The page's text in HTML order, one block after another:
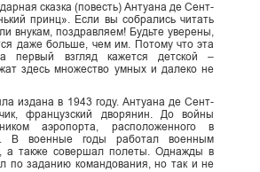
сказка (повесть) Антуана де Сент-
принц». Если вы собрались читать
внукам, поздравляем! Будьте уверены,
даже больше, чем им. Потому что эта
первый взгляд кажется детской –
здесь множество умных и далеко не
издана в 1943 году. Антуана де Сент-
французский дворянин. До войны
аэропорта, расположенного в
В военные годы работал военным
а также совершал полеты. Однажды в
по заданию командования, но так и не